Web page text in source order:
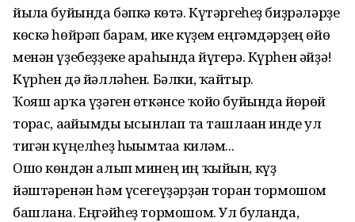
йылға буйында бәпкә көтә. Күтәргеһеҙ биҙрәләрҙе
көскә һөйрәп барам, ике күҙем еңгәмдәрҙең өйө
менән үҙебеҙҙеке араһында йүгерә. Күрһен әйҙә!
Күрһен дә йәлләһен. Бәлки, ҡайтыр.
Ҡояш арҡа үҙәген өткәнсе ҡойо буйында йөрөй
торғас, ағайымды ысынлап та ташлаған инде ул
тигән күңелһеҙ һығымтаға киләм...
Ошо көндән алып минең иң ҡыйын, күҙ
йәштәренән һәм үсегеүҙәрҙән торған тормошом
башлана. Еңгәйһеҙ тормошом. Ул булғанда,